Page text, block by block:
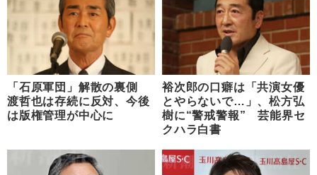
「石原軍団」解散の裏側
渡哲也は存続に反対、今後
は版権管理が中心に
裕次郎の口癖は「共演女優
とやらないで…」、松方弘
樹に“警戒警報” 芸能界セ
クハラ白書